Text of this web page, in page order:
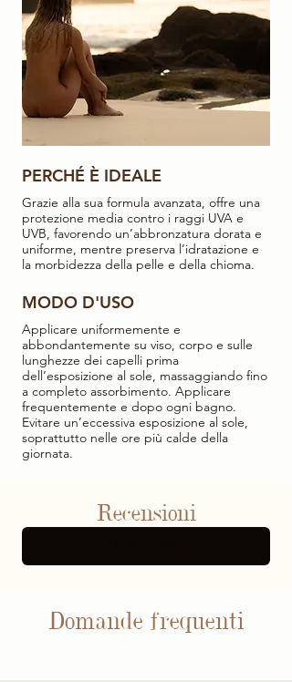
PERCHÉ È IDEALE
Grazie alla sua formula avanzata, offre una
protezione media contro i raggi UVA e
UVB, favorendo un’abbronzatura dorata e
uniforme, mentre preserva l’idratazione e
la morbidezza della pelle e della chioma.
MODO D'USO
Applicare uniformemente e
abbondantemente su viso, corpo e sulle
lunghezze dei capelli prima
dell’esposizione al sole, massaggiando fino
a completo assorbimento. Applicare
frequentemente e dopo ogni bagno.
Evitare un’eccessiva esposizione al sole,
soprattutto nelle ore più calde della
giornata.
Recensioni
Domande frequenti